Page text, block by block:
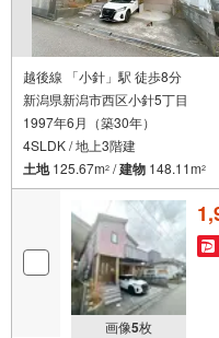
越後線 「小針」駅 徒歩8分
新潟県新潟市西区小針5丁目
1997年6月（築30年）
4SLDK / 地上3階建
土地125.67m2 /建物 148.11m2
画像5枚